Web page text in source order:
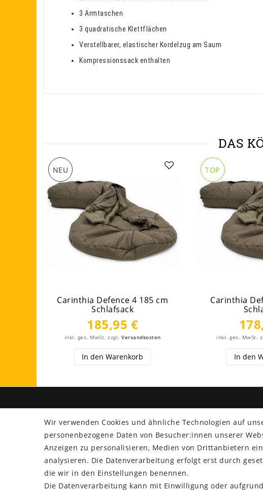
3 Armtaschen
3 quadratische Klettflächen
Verstellbarer, elastischer Kordelzug am Saum
Kompressionssack enthalten
DAS
NEU
Carinthia Defence 4 185 cm
Schlafsack
185,95 €
inkl. ges. MwSt. zzgl.Versandkosten
In den Warenkorb
TOP
Carinthia
inkl. ges. MwSt.
In den
Versand
Rücksendung
Widerrufs­recht
Impressum
Daten­schutz­erklärung
Wir verwenden Cookies und ähnliche Technologien auf
personenbezogene Daten von Besucher:innen unserer
Anzeigen zu personalisieren, Medien von Drittanbietern
analysieren. Die Datenverarbeitung erfolgt erst durch
die wir in den Einstellungen benennen.
Die Datenverarbeitung kann mit Einwilligung oder